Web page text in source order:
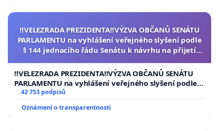
‼️VELEZRADA PREZIDENTA‼️VÝZVA OBČANŮ SENÁTU
PARLAMENTU na vyhlášení veřejného slyšení podle
§ 144 jednacího řádu Senátu k návrhu na přijetí
republiky
‼️VELEZRADA PREZIDENTA‼️VÝZVA OBČANŮ SENÁTU
PARLAMENTU na vyhlášení veřejného slyšení podle §
144 jednacího řádu Senátu k návrhu na přijetí
usnesení k podání ústavní žaloby na prezidenta
republiky
42 753 podpisů
Oznámení o transparentnosti